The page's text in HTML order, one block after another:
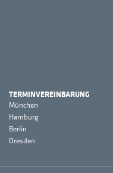
TERMINVEREINBARUNG
München
Hamburg
Berlin
Dresden